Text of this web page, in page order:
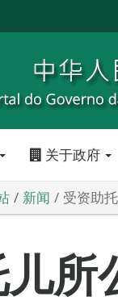
关于政府
新闻 受资助
所